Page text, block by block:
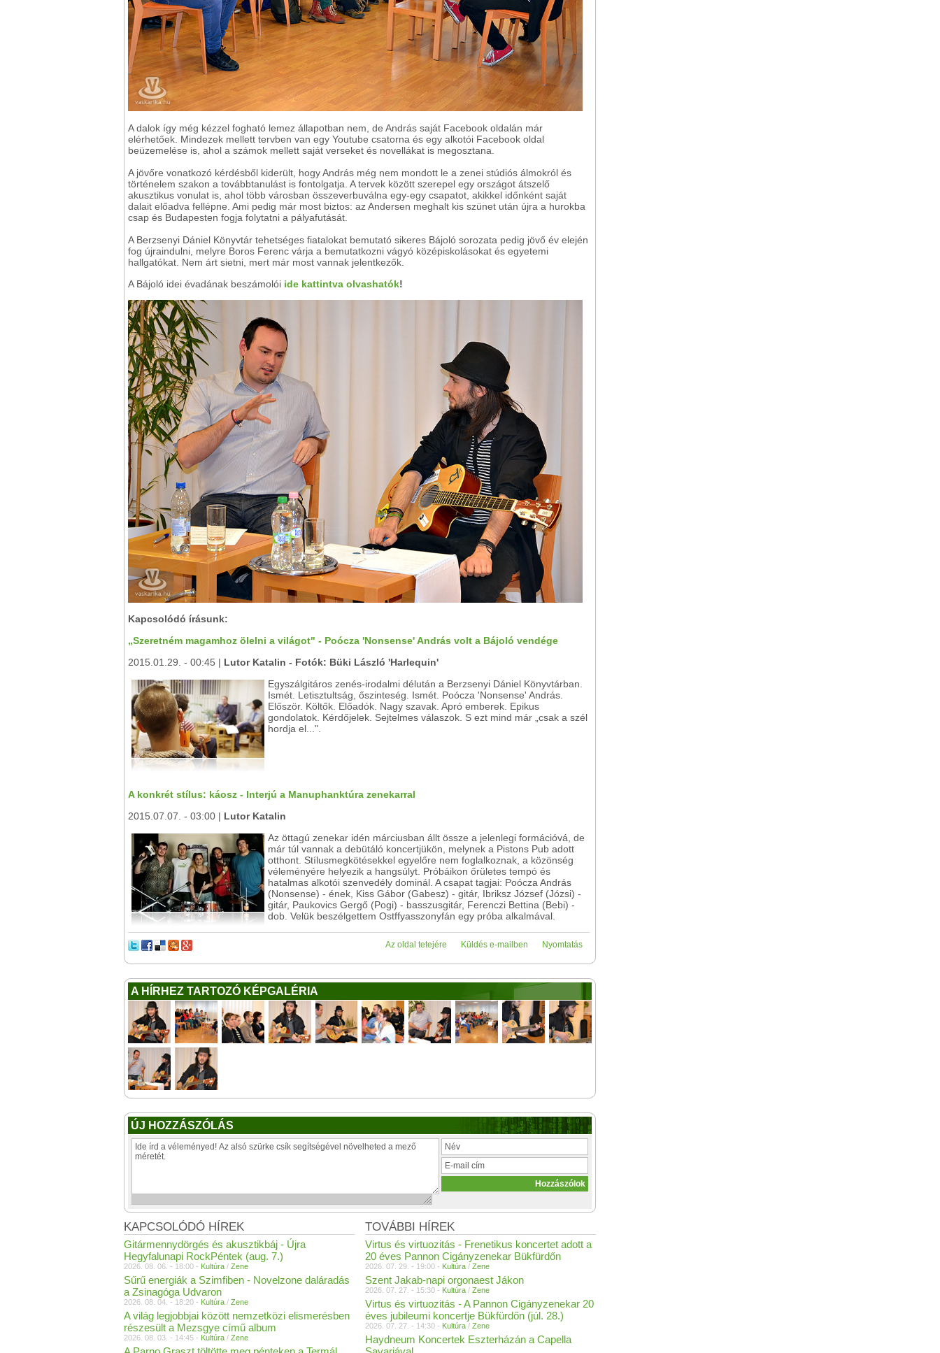
A dalok így még kézzel fogható lemez állapotban nem, de András saját Facebook oldalán már
elérhetőek. Mindezek mellett tervben van egy Youtube csatorna és egy alkotói Facebook oldal
beüzemelése is, ahol a számok mellett saját verseket és novellákat is megosztana.
A jövőre vonatkozó kérdésből kiderült, hogy András még nem mondott le a zenei stúdiós álmokról és
történelem szakon a továbbtanulást is fontolgatja. A tervek között szerepel egy országot átszelő
akusztikus vonulat is, ahol több városban összeverbuválna egy-egy csapatot, akikkel időnként saját
dalait előadva fellépne. Ami pedig már most biztos: az Andersen meghalt kis szünet után újra a hurokba
csap és Budapesten fogja folytatni a pályafutását.
A Berzsenyi Dániel Könyvtár tehetséges fiatalokat bemutató sikeres Bájoló sorozata pedig jövő év elején
fog újraindulni, melyre Boros Ferenc várja a bemutatkozni vágyó középiskolásokat és egyetemi
hallgatókat. Nem árt sietni, mert már most vannak jelentkezők.
A Bájoló idei évadának beszámolói ide kattintva olvashatók!
Kapcsolódó írásunk:
„Szeretném magamhoz ölelni a világot" - Poócza 'Nonsense' András volt a Bájoló vendége
2015.01.29. - 00:45 | Lutor Katalin - Fotók: Büki László 'Harlequin'
Egyszálgitáros zenés-irodalmi délután a Berzsenyi Dániel Könyvtárban.
Ismét. Letisztultság, őszinteség. Ismét. Poócza 'Nonsense' András.
Először. Költők. Előadók. Nagy szavak. Apró emberek. Epikus
gondolatok. Kérdőjelek. Sejtelmes válaszok. S ezt mind már „csak a szél
hordja el...".
A konkrét stílus: káosz - Interjú a Manuphanktúra zenekarral
2015.07.07. - 03:00 | Lutor Katalin
Az öttagú zenekar idén márciusban állt össze a jelenlegi formációvá, de
már túl vannak a debütáló koncertjükön, melynek a Pistons Pub adott
otthont. Stílusmegkötésekkel egyelőre nem foglalkoznak, a közönség
véleményére helyezik a hangsúlyt. Próbáikon őrületes tempó és
hatalmas alkotói szenvedély dominál. A csapat tagjai: Poócza András
(Nonsense) - ének, Kiss Gábor (Gabesz) - gitár, Ibriksz József (Józsi) -
gitár, Paukovics Gergő (Pogi) - basszusgitár, Ferenczi Bettina (Bebi) -
dob. Velük beszélgettem Ostffyasszonyfán egy próba alkalmával.
Nyomtatás
Küldés e-mailben
Az oldal tetejére
A HÍRHEZ TARTOZÓ KÉPGALÉRIA
ÚJ HOZZÁSZÓLÁS
TOVÁBBI HÍREK
Virtus és virtuozitás - Frenetikus koncertet adott a
20 éves Pannon Cigányzenekar Bükfürdőn
2026. 07. 29. - 19:00 - Kultúra / Zene
Szent Jakab-napi orgonaest Jákon
2026. 07. 27. - 15:30 - Kultúra / Zene
Virtus és virtuozitás - A Pannon Cigányzenekar 20
éves jubileumi koncertje Bükfürdőn (júl. 28.)
2026. 07. 27. - 14:30 - Kultúra / Zene
Haydneum Koncertek Eszterházán a Capella
KAPCSOLÓDÓ HÍREK
Gitármennydörgés és akusztikbáj - Újra
Hegyfalunapi RockPéntek (aug. 7.)
2026. 08. 06. - 18:00 - Kultúra / Zene
Sűrű energiák a Szimfiben - Novelzone daláradás
a Zsinagóga Udvaron
2026. 08. 04. - 18:20 - Kultúra / Zene
A világ legjobbjai között nemzetközi elismerésben
részesült a Mezsgye című album
2026. 08. 03. - 14:45 - Kultúra / Zene